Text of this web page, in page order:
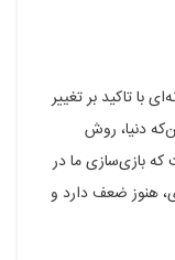
با تاکید بر تغییر
دنیا، روش
که بازی‌سازی ما در
هنوز ضعف دارد و